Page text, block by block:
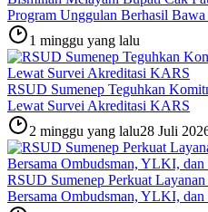
Program Unggulan Berhasil
1 minggu yang lalu
RSUD Sumenep Teguhkan
Lewat Survei Akreditasi KARS
2 minggu yang lalu28 Juli
RSUD Sumenep Perkuat
Bersama Ombudsman, YLKI,